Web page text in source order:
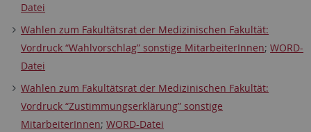
Datei
Wahlen zum Fakultätsrat der Medizinischen Fakultät:
Vordruck “Wahlvorschlag” sonstige MitarbeiterInnen;WORD-
Datei
Wahlen zum Fakultätsrat der Medizinischen Fakultät:
Vordruck “Zustimmungserklärung” sonstige
MitarbeiterInnen;WORD-Datei